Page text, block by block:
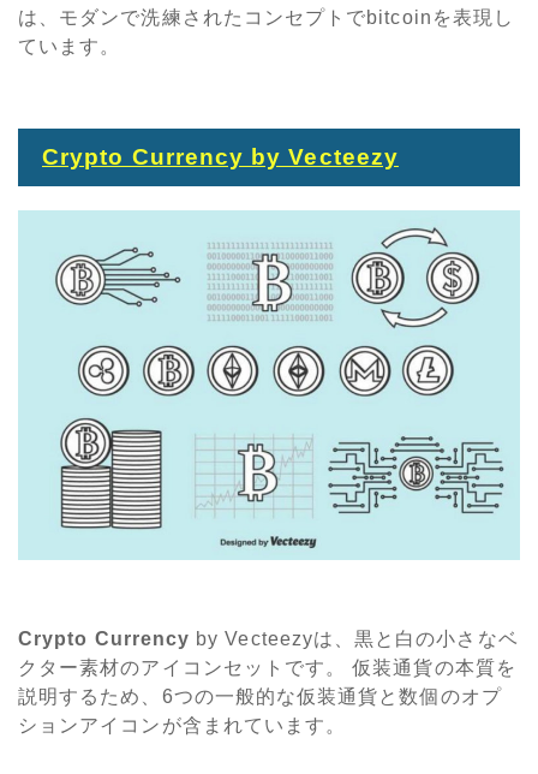
は、モダンで洗練されたコンセプトでbitcoinを表現し
ています。
Crypto Currency by Vecteezy
Crypto Currency by Vecteezyは、黒と白の小さなベ
クター素材のアイコンセットです。 仮装通貨の本質を
説明するため、6つの一般的な仮装通貨と数個のオプ
ションアイコンが含まれています。